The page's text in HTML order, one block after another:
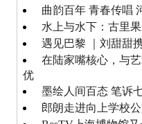
曲韵百年 青春传唱
水上与水下：古里
遇见巴黎 ｜刘甜甜
在陆家嘴核心，与
优
墨绘人间百态 笔诉
郎朗走进向上学校